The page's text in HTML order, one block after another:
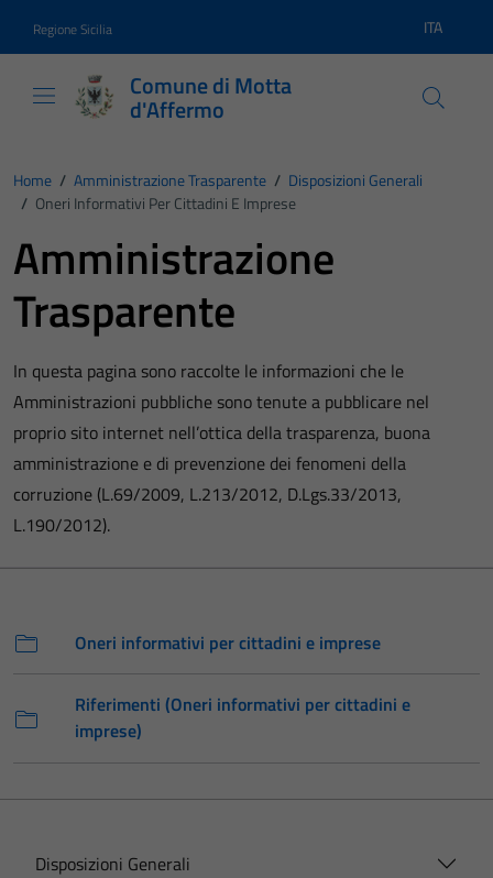
Regione Sicilia Lingua
ITA
Comune di Motta
d'Affermo
Home / Amministrazione Trasparente / Disposizioni Generali
/ Oneri Informativi Per Cittadini E Imprese
Amministrazione
Trasparente
In questa pagina sono raccolte le informazioni che le
Amministrazioni pubbliche sono tenute a pubblicare nel
proprio sito internet nell’ottica della trasparenza, buona
amministrazione e di prevenzione dei fenomeni della
corruzione (L.69/2009, L.213/2012, D.Lgs.33/2013,
L.190/2012).
Oneri informativi per cittadini e imprese
Riferimenti (Oneri informativi per cittadini e
imprese)
Disposizioni Generali